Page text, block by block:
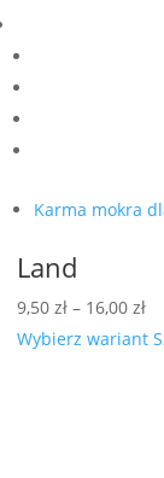
Karma mokra
Land
9,50 zł – 16,00 zł
Wybierz wariant